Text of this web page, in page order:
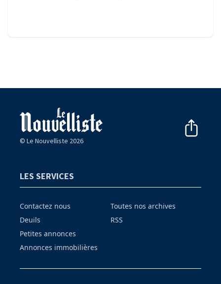
© Le Nouvelliste 2026
LES SERVICES
Contactez nous
Deuils
Petites annonces
Annonces immobilières
Toutes nos archives
RSS